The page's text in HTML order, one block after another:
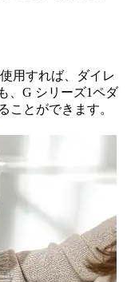
用すれば、ダイレ
、G シリーズ1ペダ
ことができます。